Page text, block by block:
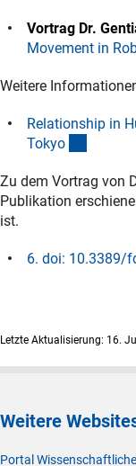
Vortrag Dr.
Movement in
Weitere
Relationship in
Tokyo
Zu dem Vortrag von
Publikation
ist.
6. doi: 10.3389/
Letzte Aktualisierung: 16.
Weitere
Portal